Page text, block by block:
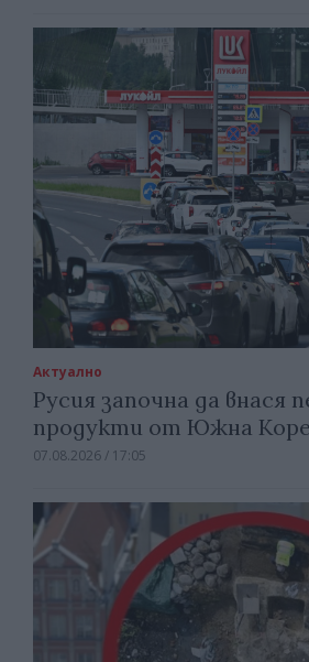
Актуално
Русия започна да внася
продукти от Южна
07.08.2026 / 17:05